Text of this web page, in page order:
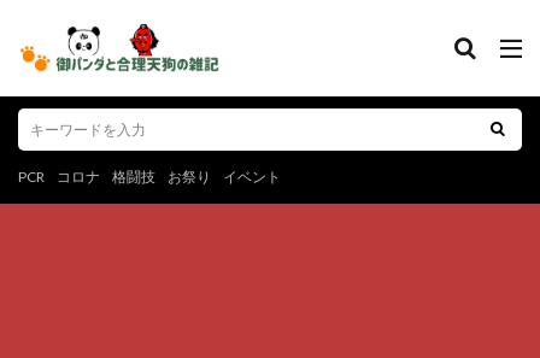
PCR コロナ 格闘技 お祭り イベント